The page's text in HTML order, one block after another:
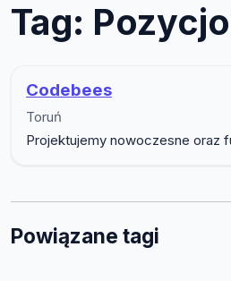
Tag:
Codebees
Toruń
Projektujemy nowoczesne oraz
Powiązane tagi